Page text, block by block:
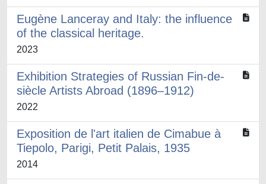
Eugène Lanceray and Italy: the influence
of the classical heritage.
2023
Exhibition Strategies of Russian Fin-de-
siècle Artists Abroad (1896–1912)
2022
Exposition de l'art italien de Cimabue à
Tiepolo, Parigi, Petit Palais, 1935
2014